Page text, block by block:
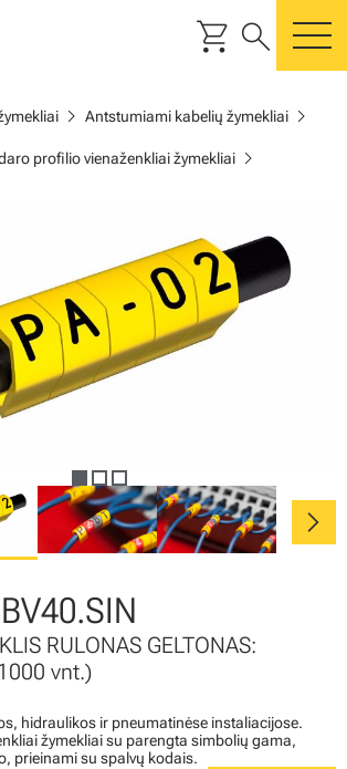
shopping_cart search
chevron_right Antstumiami kabelių žymekliaichevron_right
profilio vienaženkliai žymekliaichevron_right
chevron_right
RULONAS GELTONAS:
vnt.)
hidraulikos ir pneumatinėse instaliacijose.
žymekliai su parengta simbolių gama,
prieinami su spalvų kodais.